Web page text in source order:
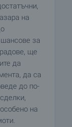
на
за
ще
да
да са
до по-
на